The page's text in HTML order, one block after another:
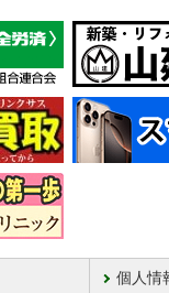
個人情